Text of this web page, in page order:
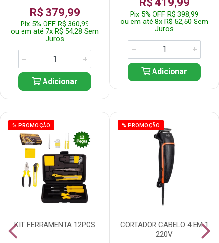
R$ 379,99
Pix 5% OFF R$ 360,99
ou em até 7x R$ 54,28 Sem
Juros
Adicionar
R$ 419,99
Pix 5% OFF R$ 398,99
ou em até 8x R$ 52,50 Sem
Juros
Adicionar
% PROMOÇÃO
KIT FERRAMENTA 12PCS
% PROMOÇÃO
CORTADOR CABELO 4 EM 1
220V